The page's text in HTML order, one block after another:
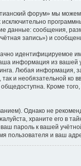
форум» мы
исключительно
данные: сообщения,
запись») и
информация из вашей
Любая информация,
и необязательной
Кроме
Однако не
храните его в
пароль к вашей
и ваш